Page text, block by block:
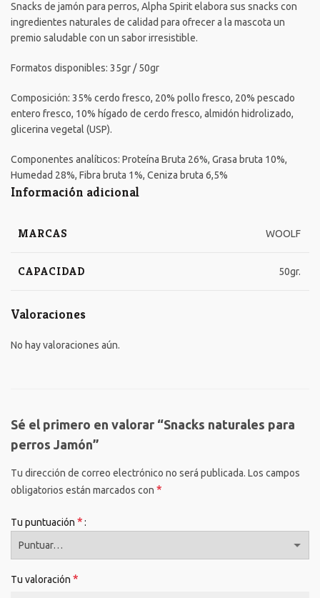
Snacks de jamón para perros, Alpha Spirit elabora sus snacks con
ingredientes naturales de calidad para ofrecer a la mascota un
premio saludable con un sabor irresistible.
Formatos disponibles: 35gr / 50gr
Composición: 35% cerdo fresco, 20% pollo fresco, 20% pescado
entero fresco, 10% hígado de cerdo fresco, almidón hidrolizado,
glicerina vegetal (USP).
Componentes analíticos: Proteína Bruta 26%, Grasa bruta 10%,
Humedad 28%, Fibra bruta 1%, Ceniza bruta 6,5%
Información adicional
MARCAS WOOLF
CAPACIDAD 50gr.
Valoraciones
No hay valoraciones aún.
Sé el primero en valorar “Snacks naturales para
perros Jamón”
Tu dirección de correo electrónico no será publicada. Los campos
obligatorios están marcados con *
Tu puntuación *
Tu valoración *